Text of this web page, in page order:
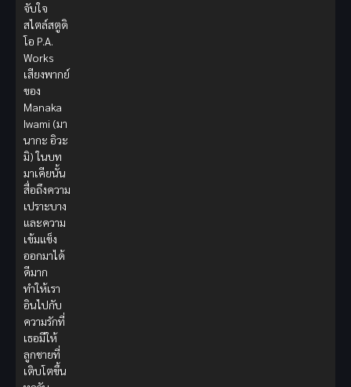
จับใจ
สไตล์สตูดิ
โอ P.A.
Works
เสียงพากย์
ของ
Manaka
Iwami (มา
นากะ อิวะ
มิ) ในบท
มาเคียนั้น
สื่อถึงความ
เปราะบาง
และความ
เข้มแข็ง
ออกมาได้
ดีมาก
ทำให้เรา
อินไปกับ
ความรักที่
เธอมีให้
ลูกชายที่
เติบโตขึ้น